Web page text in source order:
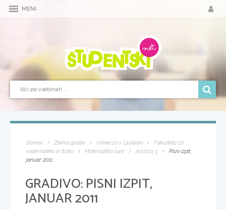
MENI
Domov Zbirka gradiv Univerza v Ljubljani
Fakulteta za
matematiko in fiziko
Matematika (uni) Analiza 3
Pisni izpit,
januar 2011
GRADIVO:PISNI IZPIT,
JANUAR 2011